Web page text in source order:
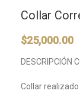
Collar
$25,000.00
DESCRIPCIÓN
Collar